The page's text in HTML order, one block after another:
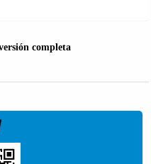
completa